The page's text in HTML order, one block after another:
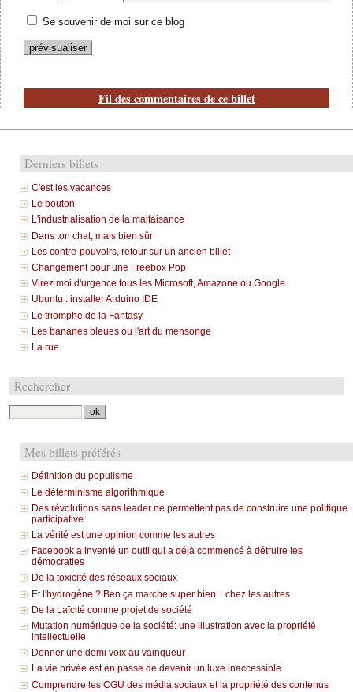
Se souvenir de moi sur ce blog
Fil des commentaires de ce billet
Derniers billets
C'est les vacances
Le bouton
L'industrialisation de la malfaisance
Dans ton chat, mais bien sûr
Les contre-pouvoirs, retour sur un ancien billet
Changement pour une Freebox Pop
Virez moi d'urgence tous les Microsoft, Amazone ou Google
Ubuntu : installer Arduino IDE
Le triomphe de la Fantasy
Les bananes bleues ou l'art du mensonge
La rue
Rechercher
Mes billets préférés
Définition du populisme
Le déterminisme algorithmique
Des révolutions sans leader ne permettent pas de construire une politique
participative
La vérité est une opinion comme les autres
Facebook a inventé un outil qui a déjà commencé à détruire les
démocraties
De la toxicité des réseaux sociaux
Et l'hydrogène ? Ben ça marche super bien... chez les autres
De la Laïcité comme projet de société
Mutation numérique de la société: une illustration avec la propriété
intellectuelle
Donner une demi voix au vainqueur
La vie privée est en passe de devenir un luxe inaccessible
Comprendre les CGU des média sociaux et la propriété des contenus